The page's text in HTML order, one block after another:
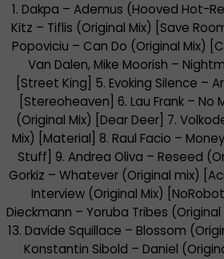
1. Dakpa – Ademus (Hooved Hot-
Kitz – Tiflis (Original Mix) [Save
Popoviciu – Can Do (Original Mix)
Van Dalen, Mike Moorish –
[Street King] 5. Evoking Silence –
[Stereoheaven] 6. Lau Frank – No
(Original Mix) [Dear Deer] 7.
Mix) [Material] 8. Raul Facio –
Stuff] 9. Andrea Oliva – Reseed
Gorkiz – Whatever (Original mix)
Interview (Original Mix)
Dieckmann – Yoruba Tribes
13. Davide Squillace – Blossom
Konstantin Sibold – Daniel